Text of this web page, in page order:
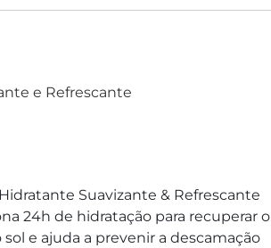
e Refrescante
Suavizante & Refrescante
24h de hidratação para recuperar o
e ajuda a prevenir a descamação